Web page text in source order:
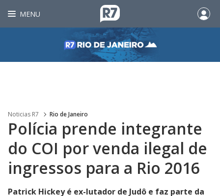
MENU
Noticias R7 Rio de Janeiro
Polícia prende integrante
do COI por venda ilegal de
ingressos para a Rio 2016
Patrick Hickey é ex-lutador de Judô e faz parte da